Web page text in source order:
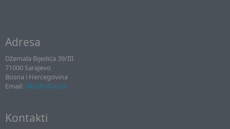
Adresa
Džemala Bijedića 39/III
71000 Sarajevo
Bosna i Hercegovina
Email: sllist@sllist.ba
Kontakti